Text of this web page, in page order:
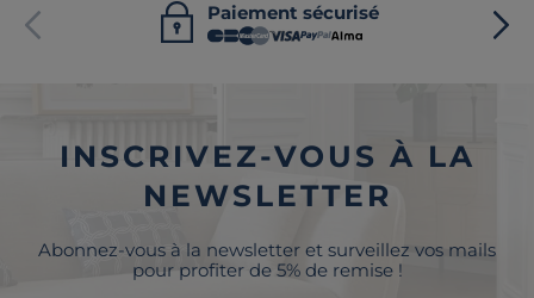
Paiement sécurisé
INSCRIVEZ-VOUS À LA
NEWSLETTER
Abonnez-vous à la newsletter et surveillez vos mails
pour profiter de 5% de remise !